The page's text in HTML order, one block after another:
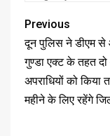
Previous
दून पुलिस ने डीएम
गुण्डा एक्ट के तहत
अपराधियों को किया
महीने के लिए रहेंगे